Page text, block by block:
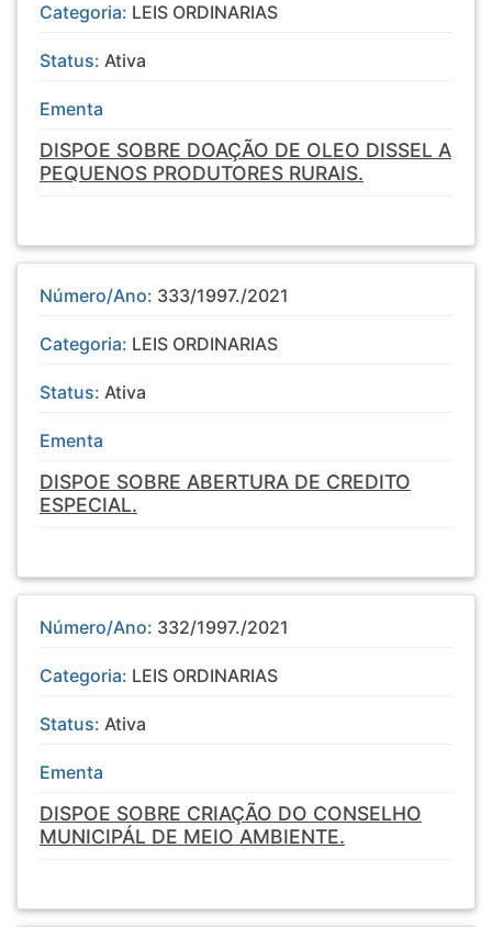
Categoria: LEIS ORDINARIAS
Status: Ativa
Ementa
DISPOE SOBRE DOAÇÃO DE OLEO DISSEL A
PEQUENOS PRODUTORES RURAIS.
Número/Ano: 333/1997./2021
Categoria: LEIS ORDINARIAS
Status: Ativa
Ementa
DISPOE SOBRE ABERTURA DE CREDITO
ESPECIAL.
Número/Ano: 332/1997./2021
Categoria: LEIS ORDINARIAS
Status: Ativa
Ementa
DISPOE SOBRE CRIAÇÃO DO CONSELHO
MUNICIPÁL DE MEIO AMBIENTE.